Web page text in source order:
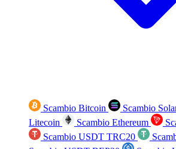
Scambio Bitcoin Scambio
Litecoin
Scambio Ethereum
Scambio USDT TRC20